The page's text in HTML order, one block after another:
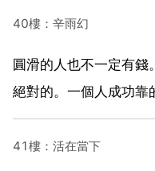
40樓：辛雨幻
圓滑的人也不一定有錢
絕對的。一個人成功靠
41樓：活在當下